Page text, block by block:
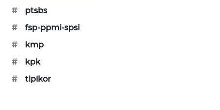
#
ptsbs
#
fsp-ppmi-spsi
#
kmp
#
kpk
#
tipikor
TAMBANG
NEWS
SITUNGIR
NEWS